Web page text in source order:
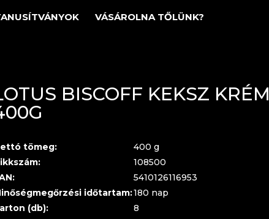
VÁSÁROLNA TŐLÜNK?
BISCOFF KEKSZ KRÉM
tömeg:
400 g
108500
5410126116953
időtartam:180 nap
(db):
8